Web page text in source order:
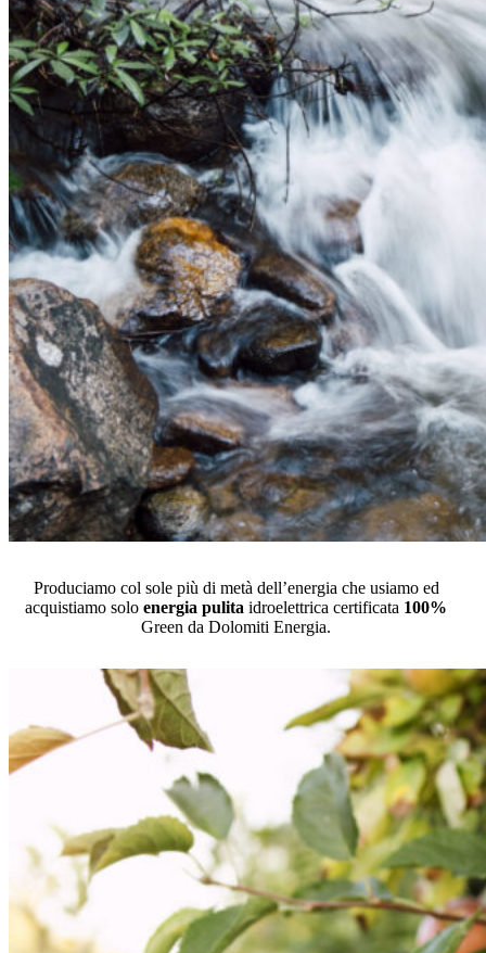
Produciamo col sole più di metà dell’energia che usiamo ed
acquistiamo solo energia pulita idroelettrica certificata 100%
Green da Dolomiti Energia.